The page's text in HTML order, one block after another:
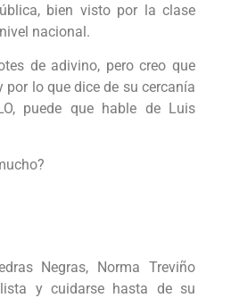
bien visto por la clase
nacional.
de adivino, pero creo que
por lo que dice de su cercanía
puede que hable de Luis
Negras, Norma Treviño
y cuidarse hasta de su